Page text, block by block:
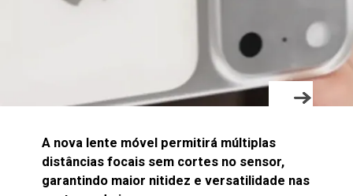
A nova lente móvel permitirá múltiplas
distâncias focais sem cortes no sensor,
garantindo maior nitidez e versatilidade nas